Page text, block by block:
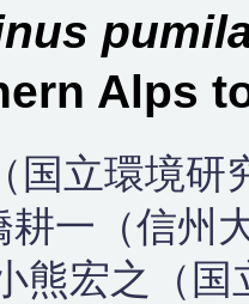
Alps
国立環境研
耕一（信州
熊宏之（国